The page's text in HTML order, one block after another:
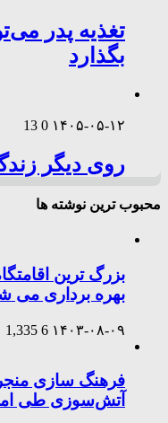
تغذیه پدر
بگذارد
۱۴۰۵-۰۵-۱۲ 0
13
روی دیگر
محبوب ترین نوشته ها
بزرگ ترین
بهره برداری می
۱۴۰۳-۰۸-۰۹ 6
1,335
آتش‌سوزی طی